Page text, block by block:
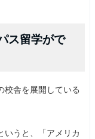
ス留学がで
校舎を展開している
いうと、「アメリカ